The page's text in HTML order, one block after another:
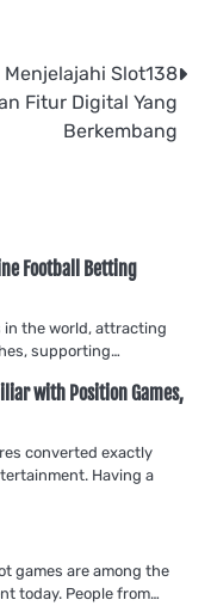
Menjelajahi Slot138
Fitur Digital Yang
Berkembang
Football Betting
in the world, attracting
supporting…
with Position Games,
converted exactly
Having a
games are among the
today. People from…